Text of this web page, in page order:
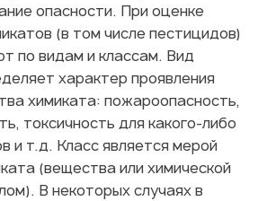
опасности. При оценке
(в том числе пестицидов)
по видам и классам. Вид
характер проявления
химиката: пожароопасность,
токсичность для какого-либо
и т.д. Класс является мерой
(вещества или химической
В некоторых случаях в